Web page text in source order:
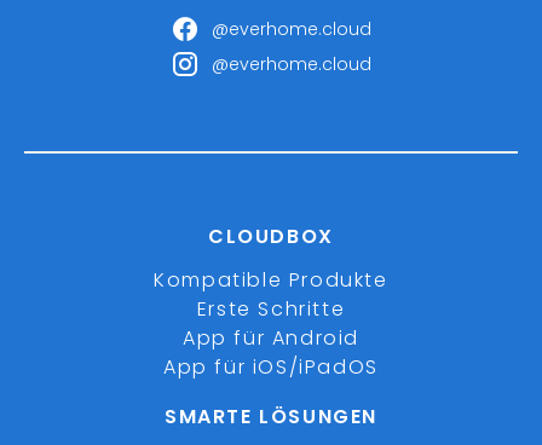
@everhome.cloud
@everhome.cloud
CLOUDBOX
Kompatible Produkte
Erste Schritte
App für Android
App für iOS/iPadOS
SMARTE LÖSUNGEN